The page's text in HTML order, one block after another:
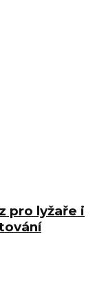
pro lyžaře i